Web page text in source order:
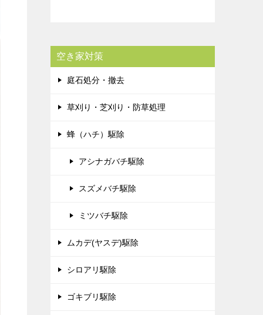
空き家対策
庭石処分・撤去
草刈り・芝刈り・防草処理
蜂（ハチ）駆除
アシナガバチ駆除
スズメバチ駆除
ミツバチ駆除
ムカデ(ヤスデ)駆除
シロアリ駆除
ゴキブリ駆除